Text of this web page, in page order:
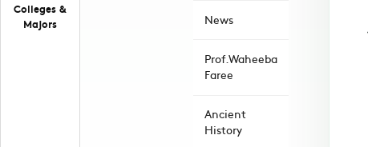
Colleges &
Majors
News
Prof.Waheeba
Faree
Ancient
History